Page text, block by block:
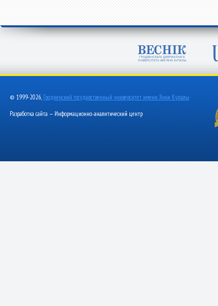
© 1999-2026, Гродненский государственный университет имени Янки Купалы
Разработка сайта — Информационно-аналитический центр